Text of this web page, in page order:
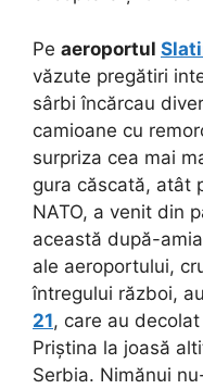
Pe aeroportul
văzute pregătiri
sârbi încărcau
camioane cu
surpriza cea mai
gura căscată, atât
NATO, a venit din
această după-
ale aeroportului,
întregului război,
21, care au
Priștina la joasă
Serbia. Nimănui